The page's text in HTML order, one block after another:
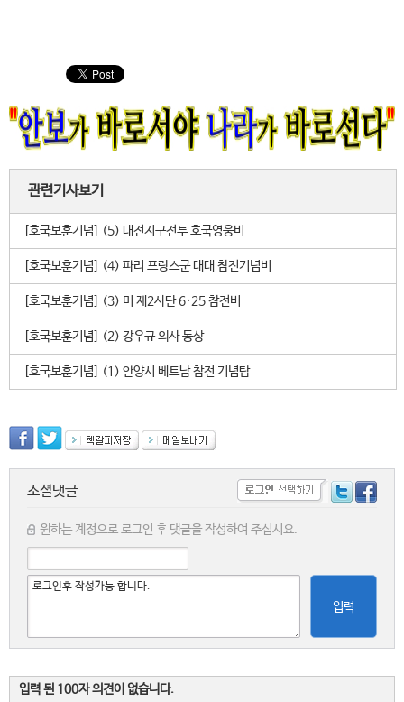
관련기사보기
[호국보훈기념] (5) 대전지구전투 호국영웅비
[호국보훈기념] (4) 파리 프랑스군 대대 참전기념비
[호국보훈기념] (3) 미 제2사단 6·25 참전비
[호국보훈기념] (2) 강우규 의사 동상
[호국보훈기념] (1) 안양시 베트남 참전 기념탑
소셜댓글
원하는 계정으로 로그인 후 댓글을 작성하여 주십시요.
입력
입력 된 100자 의견이 없습니다.